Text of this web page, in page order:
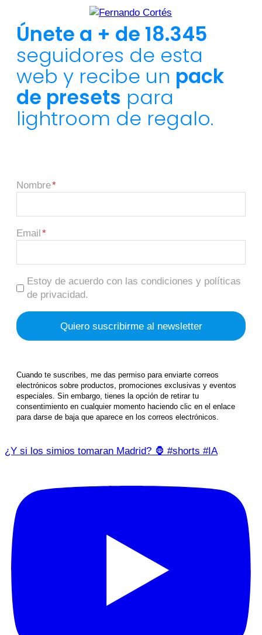
Únete a + de 18.345
seguidores de esta
web y recibe un pack
de presets para
lightroom de regalo.
Nombre
Email
Estoy de acuerdo con las condiciones y políticas
de privacidad.
Cuando te suscribes, me das permiso para enviarte correos
electrónicos sobre productos, promociones exclusivas y eventos
especiales. Sin embargo, tienes la opción de retirar tu
consentimiento en cualquier momento haciendo clic en el enlace
para darse de baja que aparece en los correos electrónicos.
¿Y si los simios tomaran Madrid? 🦍 #shorts #IA